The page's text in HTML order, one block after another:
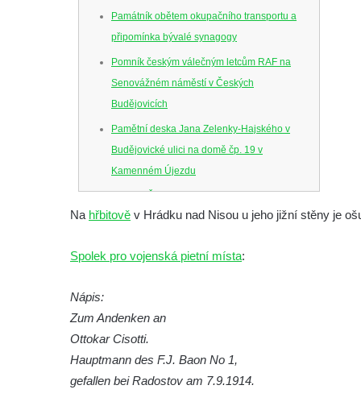
Památník obětem okupačního transportu a
připomínka bývalé synagogy
Pomník českým válečným letcům RAF na
Senovážném náměstí v Českých
Budějovicích
Pamětní deska Jana Zelenky-Hajského v
Budějovické ulici na domě čp. 19 v
Kamenném Újezdu
Kenotaf Šimona Valhy na starém hřbitově v
Kamenném Újezdě
hřbitově v Kamenném Újezdě
Kenotaf Jana Mojžiše na hřbitově ve
Velešíně
Kenotaf Josefa Jílka na hřbitově ve
Na hřbitově v Hrádku nad Nisou u jeho jižní stěny je
Spolek pro vojenská pietní místa:
Nápis:
Zum Andenken an
Ottokar Cisotti.
Hauptmann des F.J. Baon No 1,
gefallen bei Radostov am 7.9.1914.